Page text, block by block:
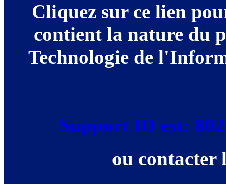
Cliquez sur ce lien
contient la nature du
Technologie de
Support ID est:
ou contacter